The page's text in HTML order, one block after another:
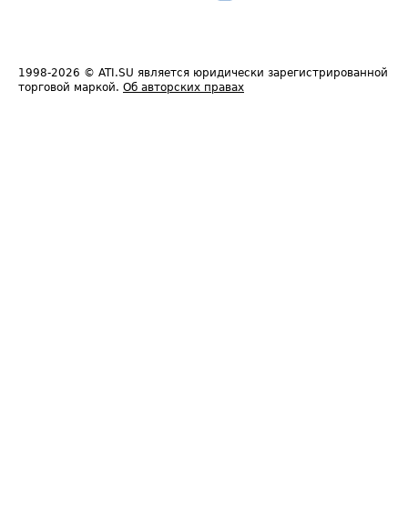
1998-2026 © ATI.SU является юридически зарегистрированной
торговой маркой. Об авторских правах